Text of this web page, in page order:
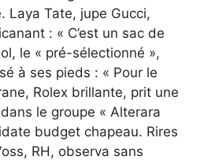
Laya Tate, jupe Gucci,
: « C’est un sac de
le « pré-sélectionné »,
à ses pieds : « Pour le
Rolex brillante, prit une
le groupe « Alterara
budget chapeau. Rires
RH, observa sans